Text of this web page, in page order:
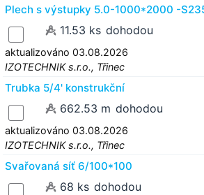
Plech s výstupky 5.0-1000*2000 -
11.53 ks dohodou
aktualizováno 03.08.2026
IZOTECHNIK s.r.o., Třinec
Trubka 5/4' konstrukční
662.53 m dohodou
aktualizováno 03.08.2026
IZOTECHNIK s.r.o., Třinec
Svařovaná síť 6/100*100
68 ks dohodou